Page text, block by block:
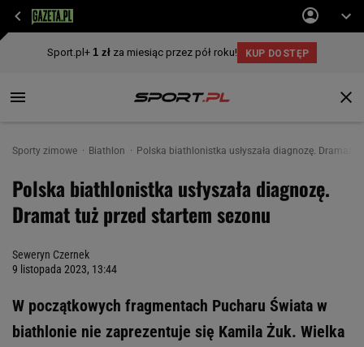
Sporty zimowe Biathlon Polska biathlonistka usłyszała diagnozę. Dramat
Polska biathlonistka usłyszała diagnozę.
Dramat tuż przed startem sezonu
Seweryn Czernek
9 listopada 2023, 13:44
W początkowych fragmentach Pucharu Świata w
biathlonie nie zaprezentuje się Kamila Żuk. Wielka